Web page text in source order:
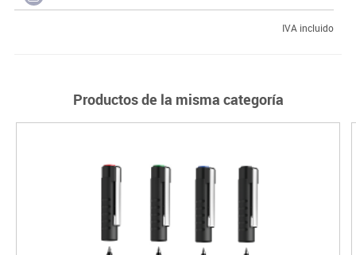
IVA incluido
Productos de la misma categoría